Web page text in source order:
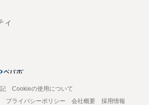
ィ
Cookieの使用について
プライバシーポリシー 会社概要
採用情報